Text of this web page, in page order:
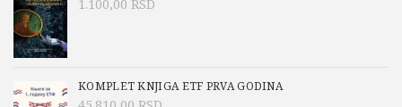
1.100,00 RSD
KOMPLET KNJIGA ETF PRVA GODINA